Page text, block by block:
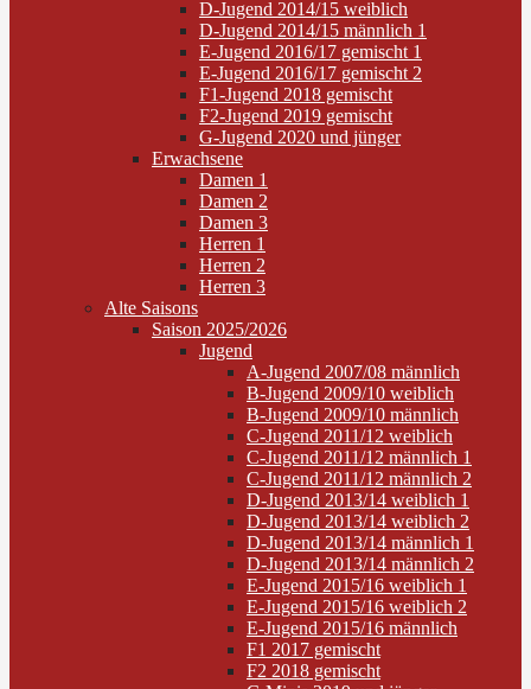
D-Jugend 2014/15 weiblich
D-Jugend 2014/15 männlich 1
E-Jugend 2016/17 gemischt 1
E-Jugend 2016/17 gemischt 2
F1-Jugend 2018 gemischt
F2-Jugend 2019 gemischt
G-Jugend 2020 und jünger
Erwachsene
Damen 1
Damen 2
Damen 3
Herren 1
Herren 2
Herren 3
Alte Saisons
Saison 2025/2026
Jugend
A-Jugend 2007/08 männlich
B-Jugend 2009/10 weiblich
B-Jugend 2009/10 männlich
C-Jugend 2011/12 weiblich
C-Jugend 2011/12 männlich 1
C-Jugend 2011/12 männlich 2
D-Jugend 2013/14 weiblich 1
D-Jugend 2013/14 weiblich 2
D-Jugend 2013/14 männlich 1
D-Jugend 2013/14 männlich 2
E-Jugend 2015/16 weiblich 1
E-Jugend 2015/16 weiblich 2
E-Jugend 2015/16 männlich
F1 2017 gemischt
F2 2018 gemischt